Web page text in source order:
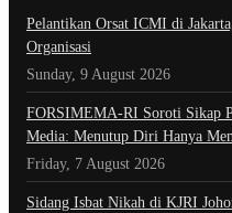
Pelantikan Orsat ICMI di
Organisasi
Sunday, 9 August 2026
​FORSIMEMA-RI Soroti Sikap
Media: Menutup Diri Hanya
Friday, 7 August 2026
Sidang Isbat Nikah di KJRI